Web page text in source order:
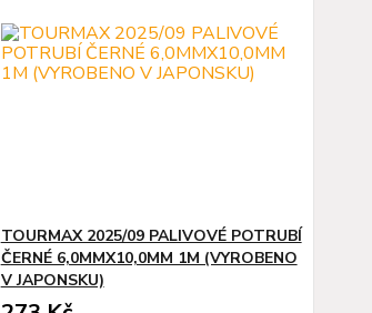
TOURMAX 2025/09 PALIVOVÉ POTRUBÍ
ČERNÉ 6,0MMX10,0MM 1M (VYROBENO
V JAPONSKU)